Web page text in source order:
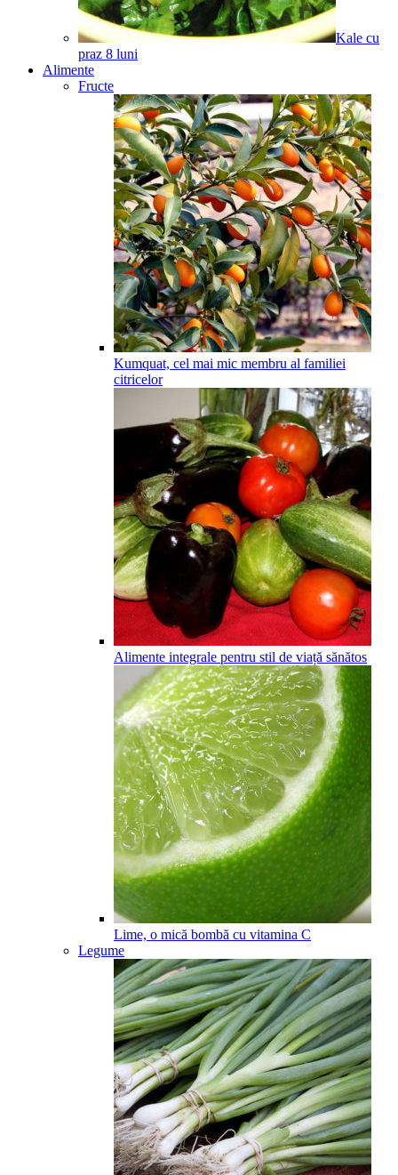
Kale cu
praz 8 luni
Alimente
Fructe
Kumquat, cel mai mic membru al familiei
citricelor
Alimente integrale pentru stil de viață sănătos
Lime, o mică bombă cu vitamina C
Legume